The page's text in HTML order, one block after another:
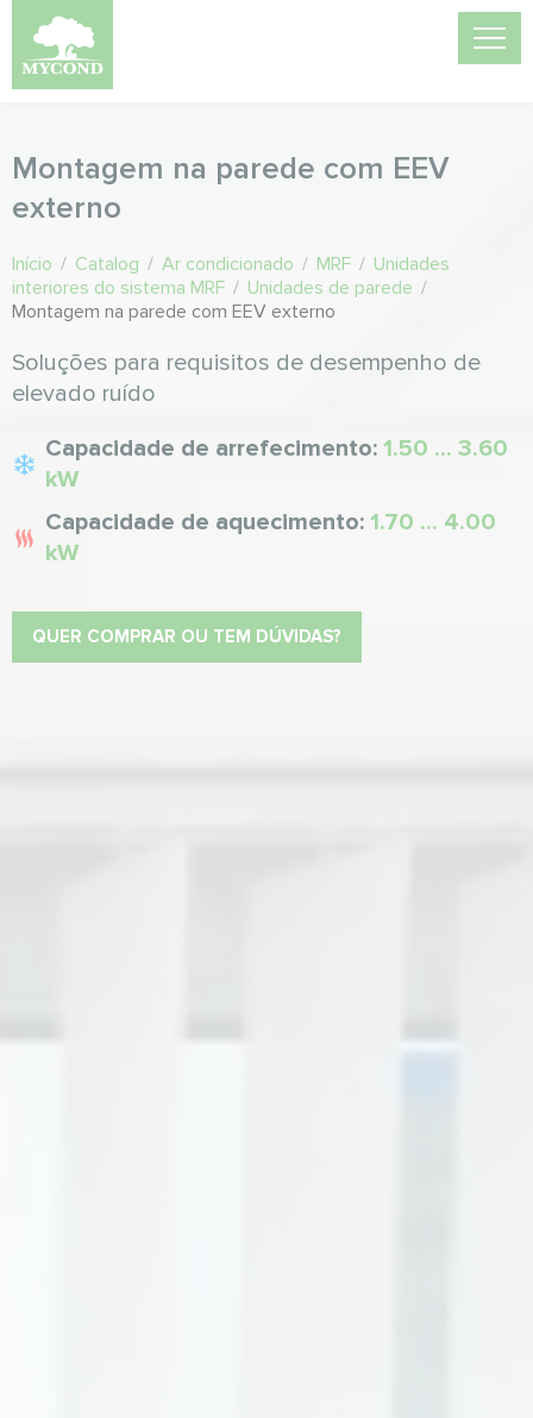
Montagem na parede com EEV
externo
Início / Catalog / Ar condicionado / MRF / Unidades
interiores do sistema MRF / Unidades de parede /
Montagem na parede com EEV externo
Soluções para requisitos de desempenho de
elevado ruído
Capacidade de arrefecimento: 1.50 ... 3.60
kW
Capacidade de aquecimento: 1.70 ... 4.00
kW
QUER COMPRAR OU TEM DÚVIDAS?